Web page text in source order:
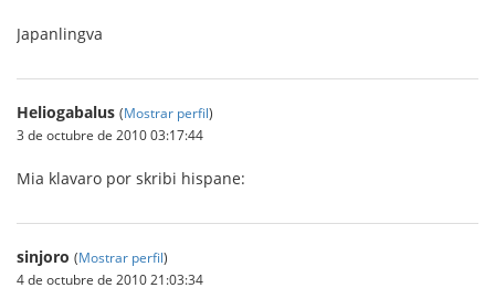
Japanlingva
Heliogabalus (Mostrar perfil)
3 de octubre de 2010 03:17:44
Mia klavaro por skribi hispane:
sinjoro (Mostrar perfil)
4 de octubre de 2010 21:03:34